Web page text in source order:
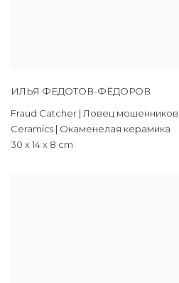
ИЛЬЯ ФЕДОТОВ-ФЁДОРОВ
Fraud Catсher | Ловец мошенников,
Ceramics | Окаменелая керамика
30 х 14 х 8 cm